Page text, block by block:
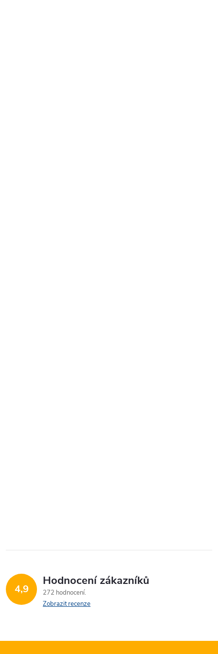
4,9
Hodnocení zákazníků
272 hodnocení
Zobrazit recenze